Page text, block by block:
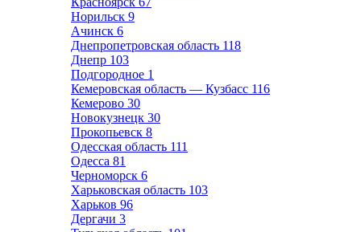
Норильск 9
Ачинск 6
Днепропетровская область 118
Днепр 103
Подгородное 1
Кемеровская область — Кузбасс 116
Кемерово 30
Новокузнецк 30
Прокопьевск 8
Одесская область 111
Одесса 81
Черноморск 6
Харьковская область 103
Харьков 96
Дергачи 3